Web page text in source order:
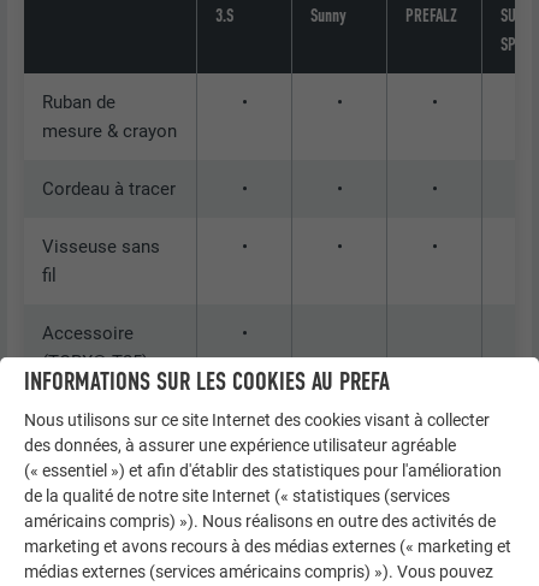
3.S
Sunny
PREFALZ
Ruban de
mesure & crayon
• • •
Cordeau à tracer • • •
Visseuse sans
fil
• • •
Accessoire
(TORX® T25)
•
Accessoire
(TORX® T40)
• • •
Forets (Ø 5 mm) •
Forets (Ø 8 mm) •
INFORMATIONS SUR LES COOKIES AU PREFA
Nous utilisons sur ce site Internet des cookies visant à collecter
des données, à assurer une expérience utilisateur agréable
(« essentiel ») et afin d'établir des statistiques pour l'amélioration
de la qualité de notre site Internet (« statistiques (services
américains compris) »). Nous réalisons en outre des activités de
marketing et avons recours à des médias externes (« marketing et
médias externes (services américains compris) »). Vous pouvez